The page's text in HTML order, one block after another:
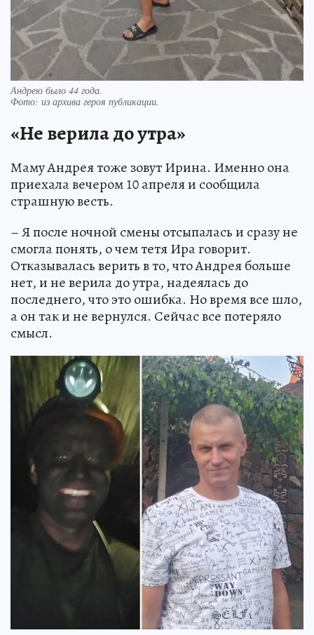
Андрею было 44 года.
Фото: из архива героя публикации.
«Не верила до утра»
Маму Андрея тоже зовут Ирина. Именно она
приехала вечером 10 апреля и сообщила
страшную весть.
– Я после ночной смены отсыпалась и сразу не
смогла понять, о чем тетя Ира говорит.
Отказывалась верить в то, что Андрея больше
нет, и не верила до утра, надеялась до
последнего, что это ошибка. Но время все шло,
а он так и не вернулся. Сейчас все потеряло
смысл.